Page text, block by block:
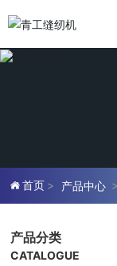
首页 产品中心
产品分类
CATALOGUE